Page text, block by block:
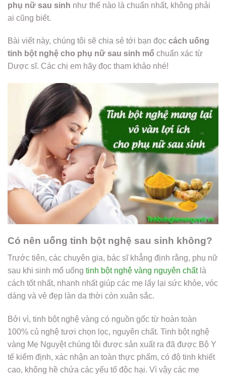
phụ nữ sau sinh như thế nào là chuẩn nhất, không phải
ai cũng biết.
Bài viết này, chúng tôi sẽ chia sẻ tới bạn đọc cách uống
tinh bột nghệ cho phụ nữ sau sinh mổ chuẩn xác từ
Dược sĩ. Các chị em hãy đọc tham khảo nhé!
Có nên uống tinh bột nghệ sau sinh không?
Trước tiên, các chuyên gia, bác sĩ khẳng định rằng, phụ nữ
sau khi sinh mổ uống tinh bột nghệ vàng nguyên chấtlà
cách tốt nhất, nhanh nhất giúp các mẹ lấy lại sức khỏe, vóc
dáng và vẻ đẹp làn da thời còn xuân sắc.
Bởi vì, tinh bột nghệ vàng có nguồn gốc từ hoàn toàn
100% củ nghệ tươi chọn lọc, nguyên chất. Tinh bột nghệ
vàng Mẹ Nguyệt chúng tôi được sản xuất ra đã được Bộ Y
tế kiểm định, xác nhận an toàn thực phẩm, có độ tinh khiết
cao, không hề chứa các yếu tố độc hại. Vì vậy các mẹ